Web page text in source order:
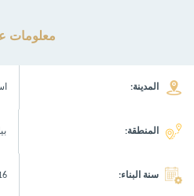
معلومات
المدينة:
المنطقة:
سنة البناء: